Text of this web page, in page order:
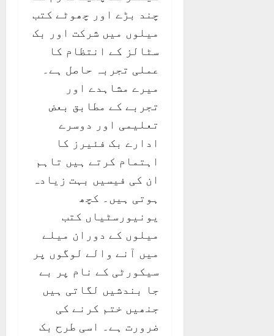
چند بڑے اور چھوٹے کتب
میلوں میں شرکت اور بک
سٹالز کے انتظام کا
عملی تجربہ حاصل ہے۔
میرے مشاہدے اور
تجربے کے مطابق بعض
تعلیمی اور دوسرے
ادارے بک فئیرز کا
اہتمام کرتے ہیں تاہم
ان کی فیسیں بہت زیادہ
ہوتی ہیں۔ کچھ
یونیورسٹیاں کتب
میلوں کے دوران میلے
میں آنے والے لوگوں پر
سیکورٹی کے نام پر بے
جا بندشیں لگاتی ہیں
جنھیں ختم کرنے کی
ضرورت ہے۔ اسی طرح بک